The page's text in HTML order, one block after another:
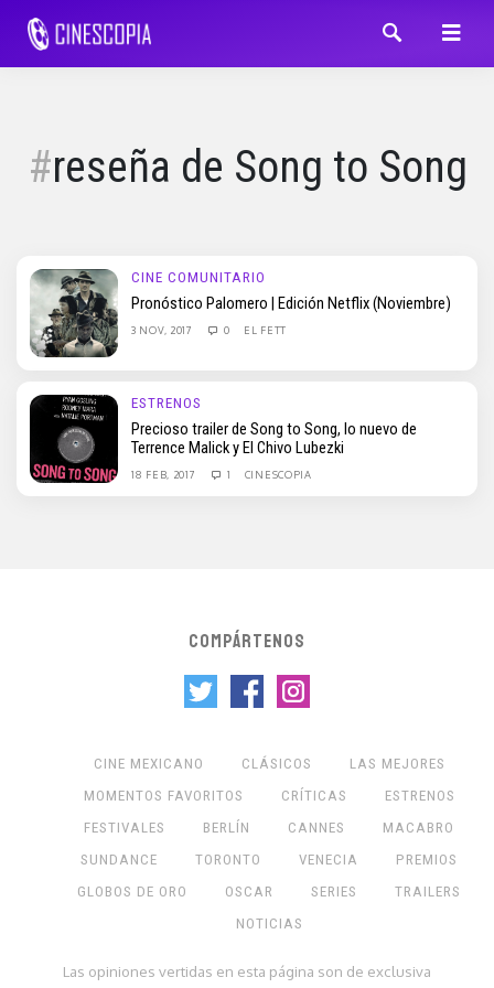
reseña de Song to Song
CINE COMUNITARIO
Pronóstico Palomero | Edición Netflix (Noviembre)
3 NOV, 2017 0 EL FETT
ESTRENOS
Precioso trailer de Song to Song, lo nuevo de
Terrence Malick y El Chivo Lubezki
18 FEB, 2017 1 CINESCOPIA
COMPÁRTENOS
CINE MEXICANO CLÁSICOS
LAS MEJORES
MOMENTOS FAVORITOS
CRÍTICAS
ESTRENOS
FESTIVALES
BERLÍN CANNES
MACABRO
SUNDANCE
TORONTO VENECIA
PREMIOS
GLOBOS DE ORO
OSCAR SERIES
TRAILERS
NOTICIAS
Las opiniones vertidas en esta página son de exclusiva